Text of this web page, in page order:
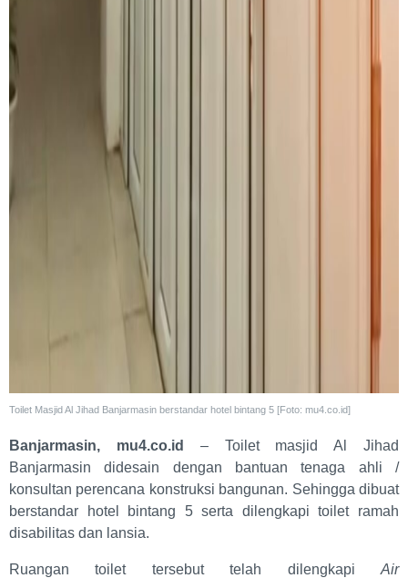
Toilet Masjid Al Jihad Banjarmasin berstandar hotel bintang 5 [Foto: mu4.co.id]
Banjarmasin, mu4.co.id
– Toilet masjid Al Jihad
Banjarmasin didesain dengan bantuan tenaga ahli /
konsultan perencana konstruksi bangunan. Sehingga dibuat
berstandar hotel bintang 5 serta dilengkapi toilet ramah
disabilitas dan lansia.
Ruangan toilet tersebut telah dilengkapi Air